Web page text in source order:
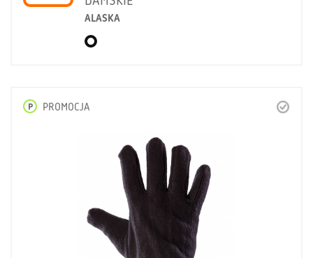
ALASKA
P PROMOCJA